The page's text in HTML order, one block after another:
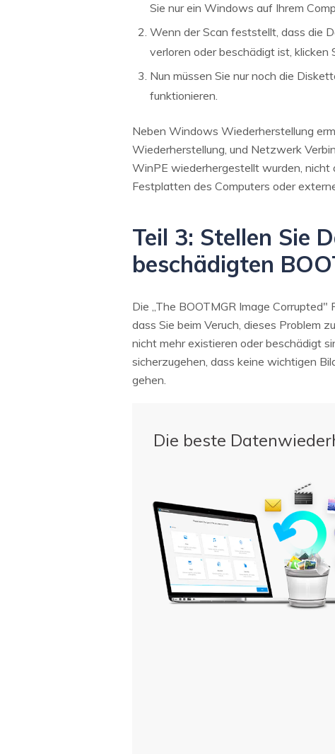
Sie nur ein Windows auf Ihrem
Wenn der Scan feststellt, dass die
verloren oder beschädigt ist, klicken
Nun müssen Sie nur noch die
funktionieren.
Neben Windows Wiederherstellung
Wiederherstellung, und Netzwerk
WinPE wiederhergestellt wurden, nicht
Festplatten des Computers oder
Teil 3: Stellen Sie
beschädigten
Die „The BOOTMGR Image
dass Sie beim Veruch, dieses Problem
nicht mehr existieren oder beschädigt
sicherzugehen, dass keine wichtigen
gehen.
Die beste